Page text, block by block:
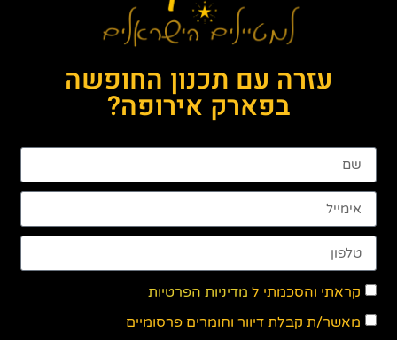
עזרה עם תכנון החופשה
בפארק אירופה?
קראתי והסכמתי ל מדיניות הפרטיות
מאשר/ת קבלת דיוור וחומרים פרסומיים